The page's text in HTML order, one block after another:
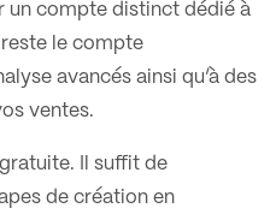
un compte distinct dédié à
le compte
avancés ainsi qu’à des
ventes.
Il suffit de
de création en